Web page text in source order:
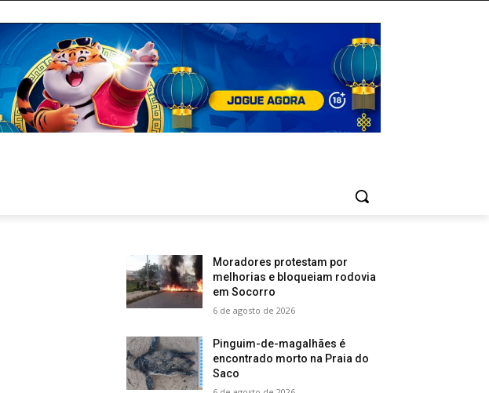
Moradores protestam por
melhorias e bloqueiam rodovia
em Socorro
6 de agosto de 2026
Pinguim-de-magalhães é
encontrado morto na Praia do
Saco